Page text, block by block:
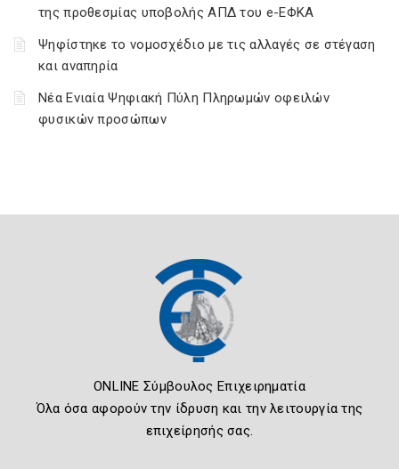
της προθεσμίας υποβολής ΑΠΔ του e-ΕΦΚΑ
Ψηφίστηκε το νομοσχέδιο με τις αλλαγές σε στέγαση
και αναπηρία
Νέα Ενιαία Ψηφιακή Πύλη Πληρωμών οφειλών
φυσικών προσώπων
ONLINE Σύμβουλος Επιχειρηματία
Όλα όσα αφορούν την ίδρυση και την λειτουργία της
επιχείρησής σας.